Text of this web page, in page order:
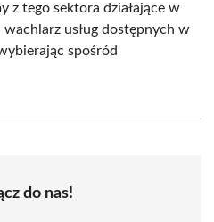
z tego sektora działające w
usług dostępnych w
spośród
do nas!